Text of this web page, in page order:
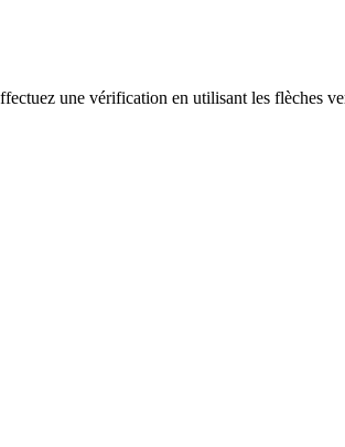
une vérification en utilisant les flèches